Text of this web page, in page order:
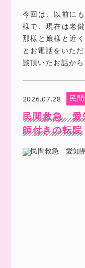
今回は、以前に
様で、現在は老
那様と娘様と近
とお電話をいた
談頂いたお話か
2026.07.28 民
民間救急 愛
師付きの転院